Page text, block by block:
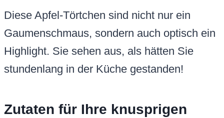
Diese Apfel-Törtchen sind nicht nur ein
Gaumenschmaus, sondern auch optisch ein
Highlight. Sie sehen aus, als hätten Sie
stundenlang in der Küche gestanden!
Zutaten für Ihre knusprigen